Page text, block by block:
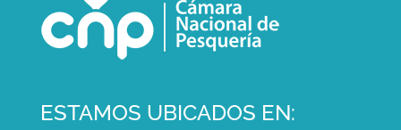
ESTAMOS UBICADOS EN: